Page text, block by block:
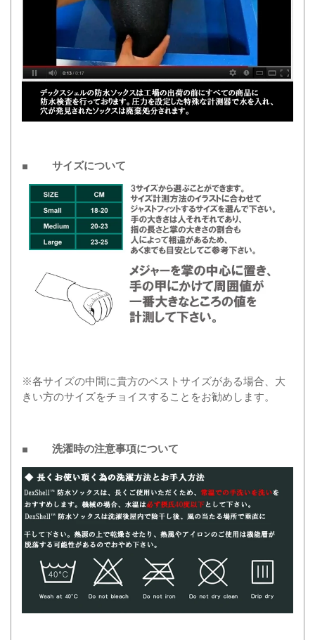
■ サイズについて
※各サイズの中間に貴方のベストサイズがある場合、大
きい方のサイズをチョイスすることをお勧めします。
■ 洗濯時の注意事項について